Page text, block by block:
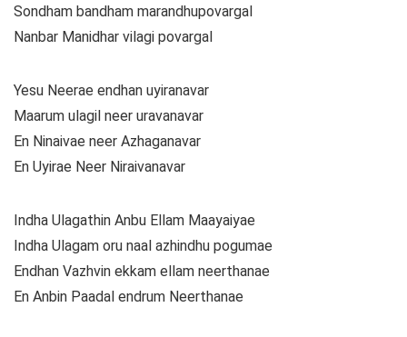
Sondham bandham marandhupovargal
Nanbar Manidhar vilagi povargal
Yesu Neerae endhan uyiranavar
Maarum ulagil neer uravanavar
En Ninaivae neer Azhaganavar
En Uyirae Neer Niraivanavar
Indha Ulagathin Anbu Ellam Maayaiyae
Indha Ulagam oru naal azhindhu pogumae
Endhan Vazhvin ekkam ellam neerthanae
En Anbin Paadal endrum Neerthanae